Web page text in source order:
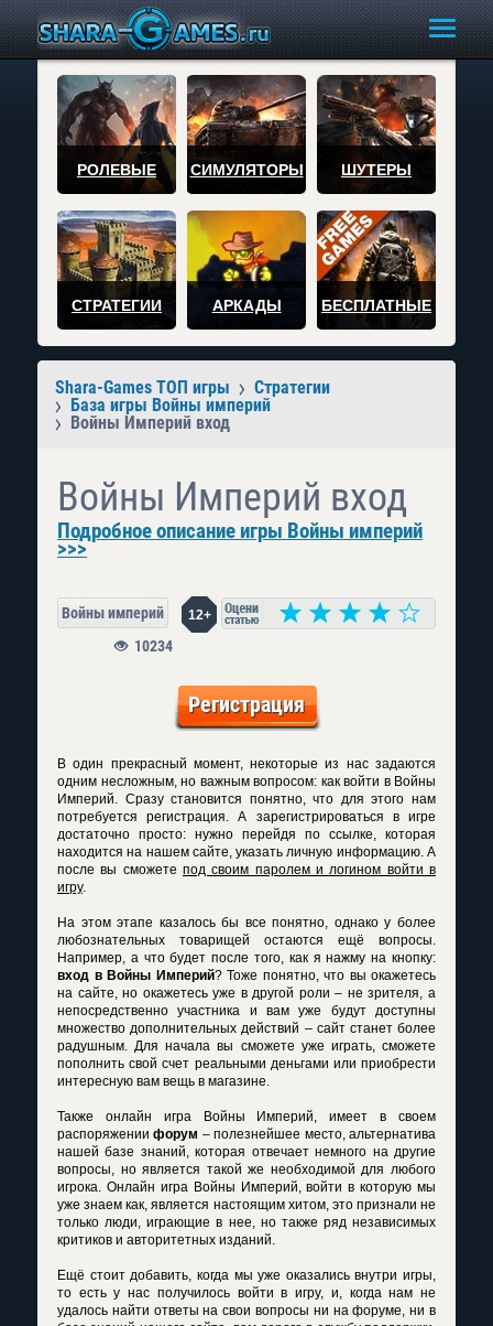
РОЛЕВЫЕ СИМУЛЯТОРЫ ШУТЕРЫ
СТРАТЕГИИ АРКАДЫ БЕСПЛАТНЫЕ
Shara-Games ТОП игры
Стратегии
База игры Войны империй
Войны Империй вход
Войны Империй вход
Подробное описание игры Войны империй
>>>
Войны империй 12+
10234
Регистрация
В один прекрасный момент, некоторые из нас задаются
одним несложным, но важным вопросом: как войти в Войны
Империй. Сразу становится понятно, что для этого нам
потребуется регистрация. А зарегистрироваться в игре
достаточно просто: нужно перейдя по ссылке, которая
находится на нашем сайте, указать личную информацию. А
после вы сможете под своим паролем и логином войти в
игру.
На этом этапе казалось бы все понятно, однако у более
любознательных товарищей остаются ещё вопросы.
Например, а что будет после того, как я нажму на кнопку:
вход в Войны Империй? Тоже понятно, что вы окажетесь
на сайте, но окажетесь уже в другой роли – не зрителя, а
непосредственно участника и вам уже будут доступны
множество дополнительных действий – сайт станет более
радушным. Для начала вы сможете уже играть, сможете
пополнить свой счет реальными деньгами или приобрести
интересную вам вещь в магазине.
Также онлайн игра Войны Империй, имеет в своем
распоряжениифорум – полезнейшее место, альтернатива
нашей базе знаний, которая отвечает немного на другие
вопросы, но является такой же необходимой для любого
игрока. Онлайн игра Войны Империй, войти в которую мы
уже знаем как, является настоящим хитом, это признали не
только люди, играющие в нее, но также ряд независимых
критиков и авторитетных изданий.
Ещё стоит добавить, когда мы уже оказались внутри игры,
то есть у нас получилось войти в игру, и, когда нам не
удалось найти ответы на свои вопросы ни на форуме, ни в